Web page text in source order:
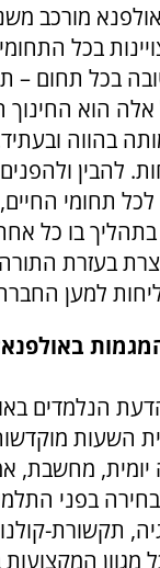
מורכב
בכל
בכל תחום –
הוא החינוך
בהווה
להבין
תחומי
בתהליך בו כל
בעזרת
למען
הנלמדים
השעות
מחשבת,
בפני
תקשורת-
מגוון